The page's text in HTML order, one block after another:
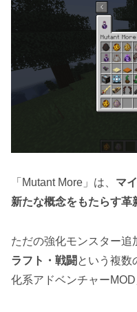
「Mutant More」は、 マ
新たな概念をもたらす革
ただの強化モンスター追
ラフト・戦闘 という複数
化系アドベンチャーMOD